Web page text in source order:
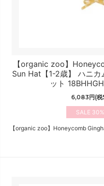
【organic zoo】
Sun Hat【1-2歳】 ハニ
ット
6,083円(税
30%
【organic zoo】Honeycomb